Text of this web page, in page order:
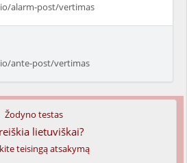
alarm-post/vertimas
ante-post/vertimas
Žodyno testas
lietuviškai?
teisingą atsakymą